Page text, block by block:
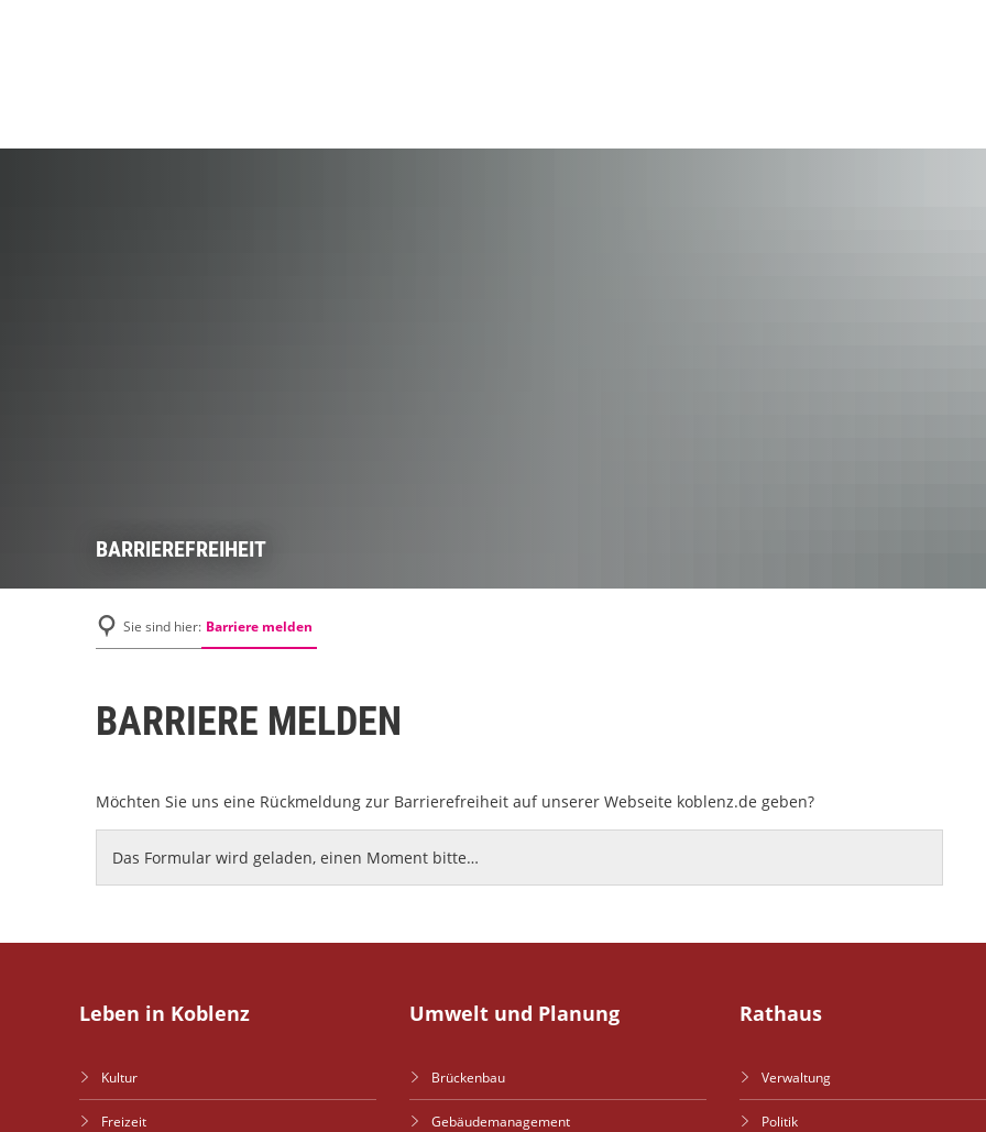
BARRIEREFREIHEIT
Sie sind hier: Barriere melden
BARRIERE MELDEN
Möchten Sie uns eine Rückmeldung zur Barrierefreiheit auf unserer Webseite koblenz.de geben?
Das Formular wird geladen, einen Moment bitte…
Leben in Koblenz
Kultur
Freizeit
Umwelt und Planung
Brückenbau
Gebäudemanagement
Rathaus
Verwaltung
Politik